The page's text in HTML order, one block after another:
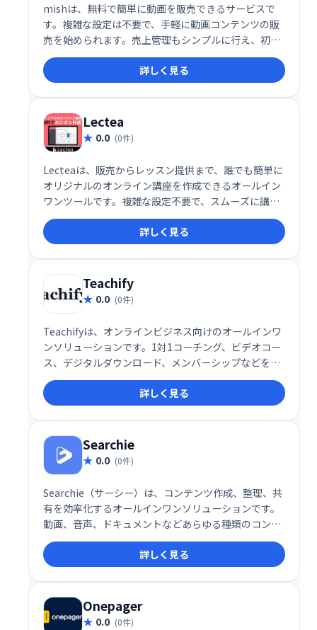
mishは、無料で簡単に動画を販売できるサービスで
す。複雑な設定は不要で、手軽に動画コンテンツの販
売を始められます。売上管理もシンプルに行え、初心
者でも安心して利用できます。動画販売で収益化を目
指したい方におすすめです。
詳しく見る
Lectea
0.0 (0件)
Lecteaは、販売からレッスン提供まで、誰でも簡単に
オリジナルのオンライン講座を作成できるオールイン
ワンツールです。複雑な設定不要で、スムーズに講座
作成・運営が可能。集客から販売、レッスン管理まで
を効率化し、オンライン講座ビジネスの成功をサポー
トします。
詳しく見る
Teachify
0.0 (0件)
Teachifyは、オンラインビジネス向けのオールインワ
ンソリューションです。1対1コーチング、ビデオコー
ス、デジタルダウンロード、メンバーシップなどを、
簡単に管理・販売できます。堅牢で洗練されたシステ
ムを、手頃な価格で提供。あなたの才能を収益化し、
ビジネスを成長させましょう！
詳しく見る
Searchie
0.0 (0件)
Searchie（サーシー）は、コンテンツ作成、整理、共
有を効率化するオールインワンソリューションです。
動画、音声、ドキュメントなどあらゆる種類のコンテ
ンツを統合的に管理し、検索・共有を容易にします。
知識や経験を活かしたコンテンツビジネスの構築を強
力にサポート。視聴者とのエンゲージメントを高め、
収益化を促進します。柔軟で使いやすいインターフェ
ースで、コンテンツを最大限に活用しましょう。
詳しく見る
Onepager
0.0 (0件)